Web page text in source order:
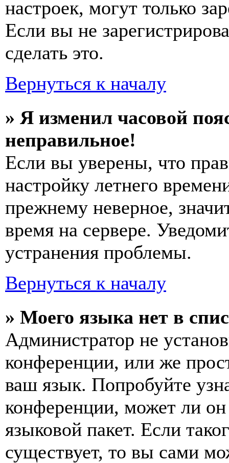
настроек, могут только
Если вы не
сделать это.
Вернуться к началу
» Я изменил часовой
неправильное!
Если вы уверены, что
настройку летнего
прежнему неверное,
время на сервере.
устранения проблемы.
Вернуться к началу
» Моего языка нет в
Администратор не
конференции, или же
ваш язык. Попробуйте
конференции, может ли
языковой пакет. Если
существует, то вы сами